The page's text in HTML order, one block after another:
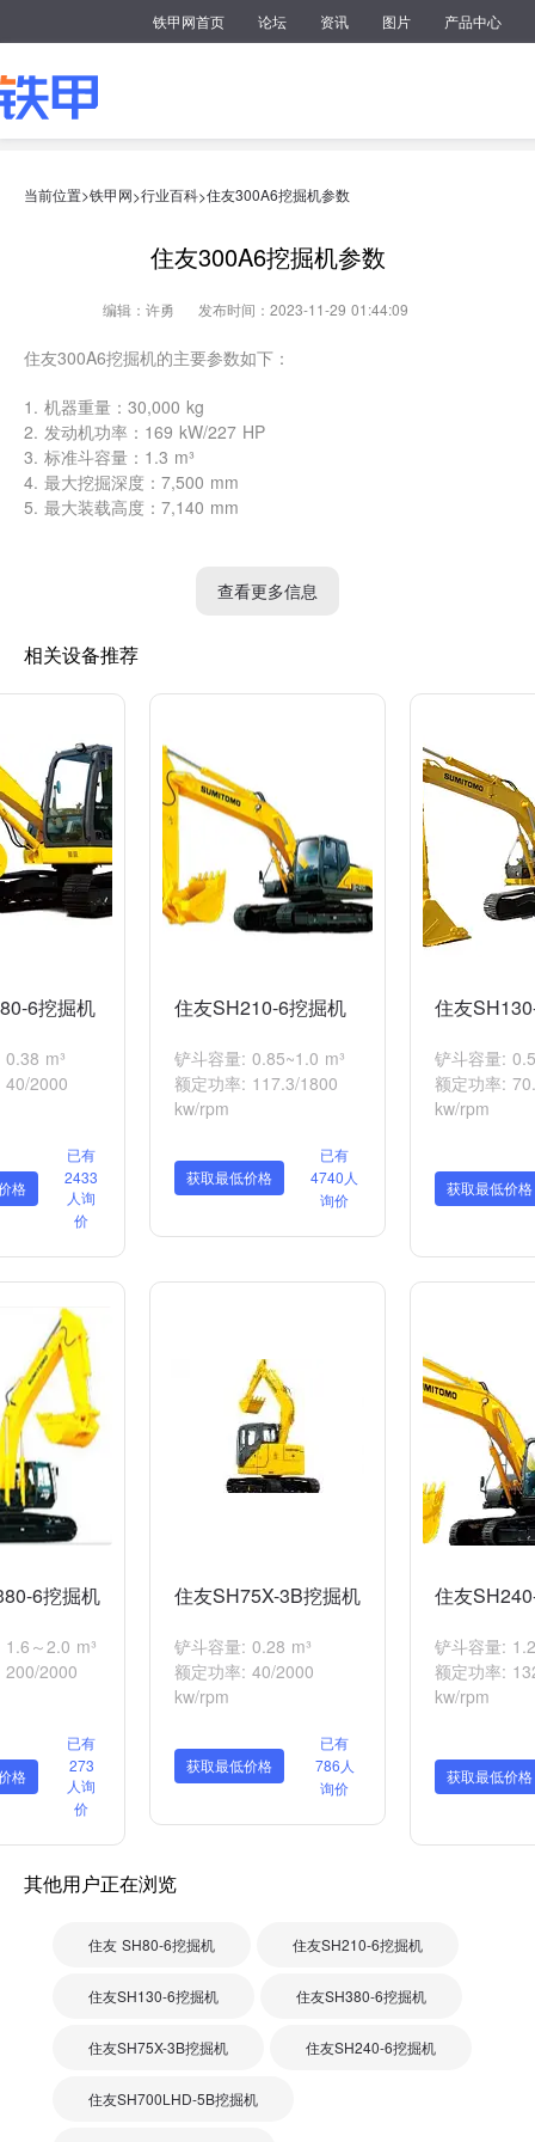
铁甲网首页 论坛 资讯 图片 产品中心
当前位置>铁甲网>行业百科>住友300A6挖掘机参数
住友300A6挖掘机参数
编辑：许勇 发布时间：2023-11-29 01:44:09
住友300A6挖掘机的主要参数如下：
1. 机器重量：30,000 kg
2. 发动机功率：169 kW/227 HP
3. 标准斗容量：1.3 m³
4. 最大挖掘深度：7,500 mm
5. 最大装载高度：7,140 mm
11. 最大牵引力：266 Kn
以上是住友300A6挖掘机的一些主要参数，具体参数还可能根据不
查看更多信息
相关设备推荐
6挖掘机
m³
40/2000
格
已有
2433
人询
价
住友SH210-6挖掘机
铲斗容量: 0.85~1.0 m³
额定功率: 117.3/1800
kw/rpm
获取最低价格
已有
4740人
询价
住友
铲斗容量:
额定功率:
kw/rpm
获取最低价格
6挖掘机
～2.0 m³
200/2000
格
已有
273
人询
价
住友SH75X-3B挖掘机
铲斗容量: 0.28 m³
额定功率: 40/2000
kw/rpm
获取最低价格
已有
786人
询价
住友
铲斗容量:
额定功率:
kw/rpm
获取最低价格
其他用户正在浏览
住友 SH80-6挖掘机 住友SH210-6挖掘机
住友SH130-6挖掘机 住友SH380-6挖掘机
住友SH75X-3B挖掘机 住友SH240-6挖掘机
住友SH700LHD-5B挖掘机